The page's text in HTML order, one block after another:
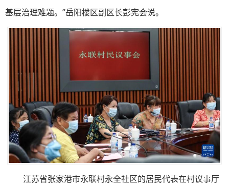
基层治理难题。”岳阳楼区副区长彭宪会说。
江苏省张家港市永联村永全社区的居民代表在村议事厅